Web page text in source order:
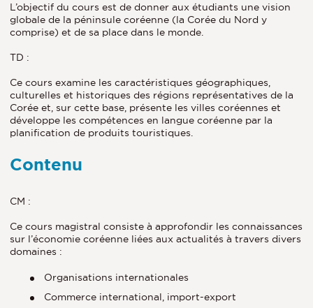
L’objectif du cours est de donner aux étudiants une vision
globale de la péninsule coréenne (la Corée du Nord y
comprise) et de sa place dans le monde.
TD :
Ce cours examine les caractéristiques géographiques,
culturelles et historiques des régions représentatives de la
Corée et, sur cette base, présente les villes coréennes et
développe les compétences en langue coréenne par la
planification de produits touristiques.
Contenu
CM :
Ce cours magistral consiste à approfondir les connaissances
sur l’économie coréenne liées aux actualités à travers divers
domaines :
Organisations internationales
Commerce international, import-export